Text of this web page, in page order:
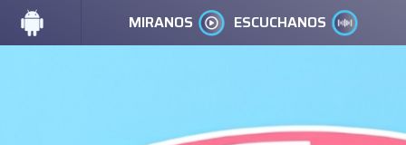
MIRANOS ESCUCHANOS